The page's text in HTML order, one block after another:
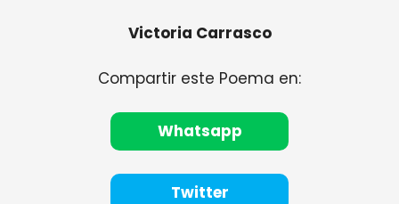
Victoria Carrasco
Compartir este Poema en:
Whatsapp
Twitter